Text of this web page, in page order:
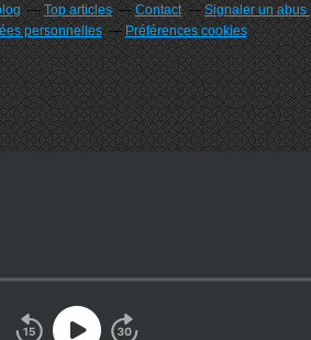
Top articles Contact Signaler un abus
personnelles
Préférences cookies